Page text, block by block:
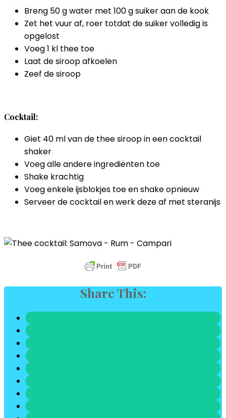
Breng 50 g water met 100 g suiker aan de kook
Zet het vuur af, roer totdat de suiker volledig is
opgelost
Voeg 1 kl thee toe
Laat de siroop afkoelen
Zeef de siroop
Cocktail:
Giet 40 ml van de thee siroop in een cocktail
shaker
Voeg alle andere ingrediënten toe
Shake krachtig
Voeg enkele ijsblokjes toe en shake opnieuw
Serveer de cocktail en werk deze af met steranijs
Share This: